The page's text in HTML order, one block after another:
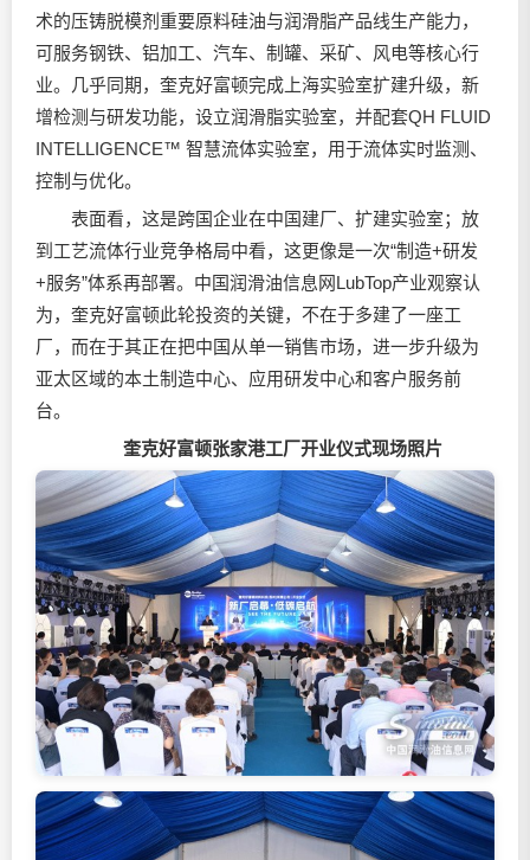
术的压铸脱模剂重要原料硅油与润滑脂产品线生产能力，
可服务钢铁、铝加工、汽车、制罐、采矿、风电等核心行
业。几乎同期，奎克好富顿完成上海实验室扩建升级，新
增检测与研发功能，设立润滑脂实验室，并配套QH FLUID
INTELLIGENCE™ 智慧流体实验室，用于流体实时监测、
控制与优化。
表面看，这是跨国企业在中国建厂、扩建实验室；放
到工艺流体行业竞争格局中看，这更像是一次“制造+研发
+服务”体系再部署。中国润滑油信息网LubTop产业观察认
为，奎克好富顿此轮投资的关键，不在于多建了一座工
厂，而在于其正在把中国从单一销售市场，进一步升级为
亚太区域的本土制造中心、应用研发中心和客户服务前
台。
奎克好富顿张家港工厂开业仪式现场照片